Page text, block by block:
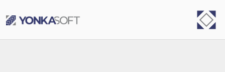
content